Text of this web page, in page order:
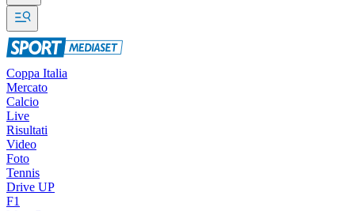
Coppa Italia
Mercato
Calcio
Live
Risultati
Video
Foto
Tennis
Drive UP
F1